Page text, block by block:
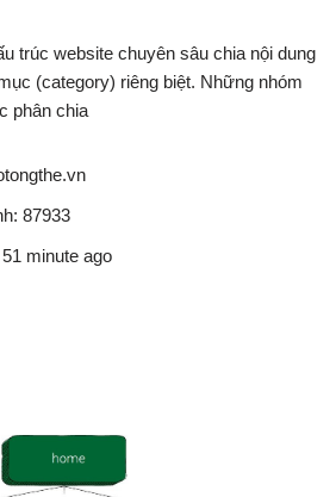
trúc website chuyên sâu chia nội dung
(category) riêng biệt. Những nhóm
phân chia
87933
minute ago